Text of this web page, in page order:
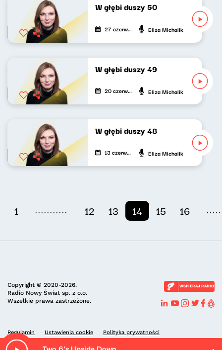
W głębi duszy 50
27 czerwca 2021 Eliza Michalik
W głębi duszy 49
20 czerwca 2021 Eliza Michalik
W głębi duszy 48
13 czerwca 2021 Eliza Michalik
1 ........... 12 13 14 15 16
Copyright © 2020-2026.
Radio Nowy Świat sp. z o.o.
Wszelkie prawa zastrzeżone.
WSPIERAJ RADIO
Regulamin Ustawienia cookie Polityka prywatności